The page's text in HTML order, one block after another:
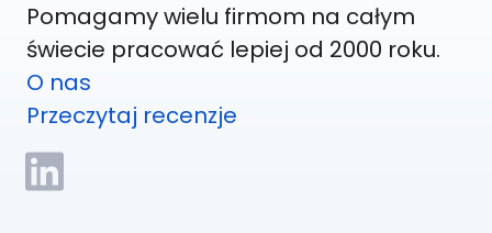
Pomagamy wielu firmom na całym
świecie pracować lepiej od 2000 roku.
O nas
Przeczytaj recenzje